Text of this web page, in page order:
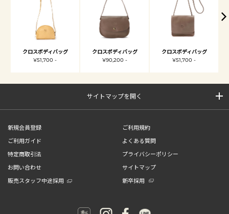
クロスボディバッグ
¥51,700 -
クロスボディバッグ
¥90,200 -
クロスボディバッグ
¥51,700 -
サイトマップを開く
新規会員登録
ご利用規約
ご利用ガイド
よくある質問
特定商取引法
プライバシーポリシー
お問い合わせ
サイトマップ
販売スタッフ中途採用
新卒採用